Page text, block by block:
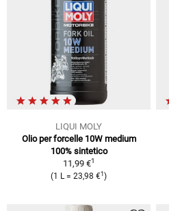
LIQUI MOLY
Olio per forcelle 10W medium
100% sintetico
11,99 €1
(1 L = 23,98 €1 )